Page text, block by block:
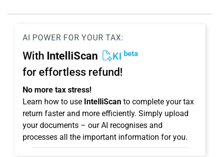
AI POWER FOR YOUR TAX:
With IntelliScan KI beta
for effortless refund!
No more tax stress!
Learn how to use IntelliScan to complete your tax
return faster and more efficiently. Simply upload
your documents – our AI recognises and
processes all the important information for you.